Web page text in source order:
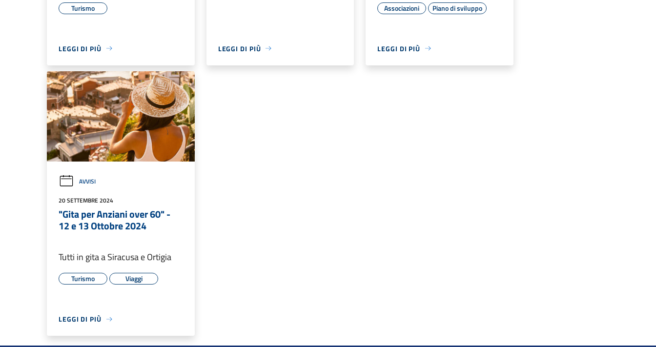
Turismo
LEGGI DI PIÙ LEGGI DI PIÙ
Associazioni Piano di sviluppo
LEGGI DI PIÙ
AVVISI
20 SETTEMBRE 2024
"Gita per Anziani over 60" -
12 e 13 Ottobre 2024
Tutti in gita a Siracusa e Ortigia
Turismo Viaggi
LEGGI DI PIÙ